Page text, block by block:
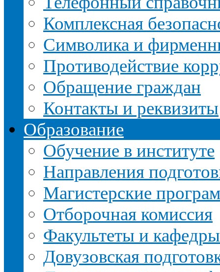
Комплексная
Символика и
Противодействие
Обращение граждан
Контакты и реквизиты
Образование
Обучение в институте
Направления
Магистерские
Отборочная комиссия
Факультеты и кафедры
Довузовская